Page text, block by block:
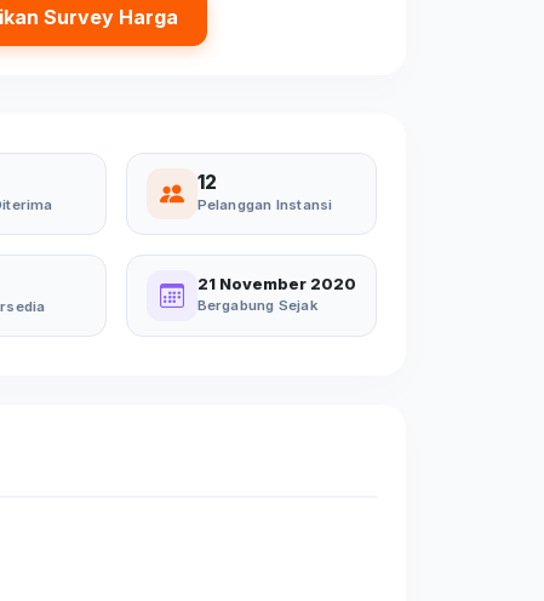
Survey Harga
12
Pelanggan Instansi
21 November 2020
Bergabung Sejak